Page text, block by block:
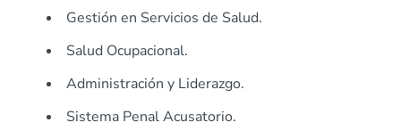
Gestión en Servicios de Salud.
Salud Ocupacional.
Administración y Liderazgo.
Sistema Penal Acusatorio.